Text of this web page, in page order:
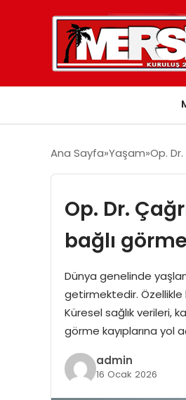
Ana Sayfa Yaşam Op.
Op. Dr.
bağlı
Dünya genelinde
getirmektedir. Özellikle
Küresel sağlık verileri,
görme kayıplarına yol
admin
16 Ocak 2026